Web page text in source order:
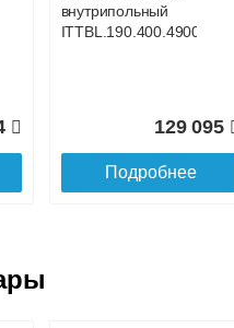
внутрипольный
ITTBL.190.400.4900
129 095
Подробнее